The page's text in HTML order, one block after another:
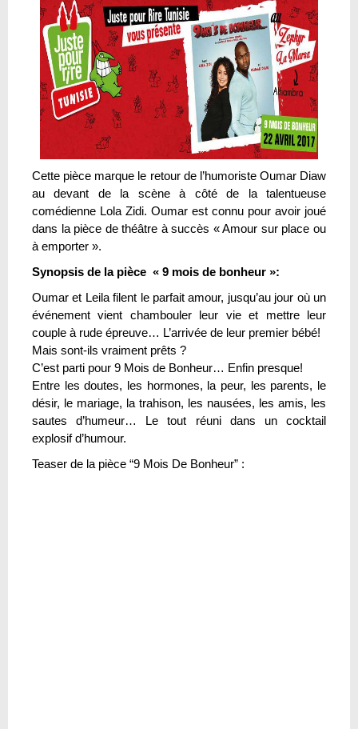
Cette pièce marque le retour de l’humoriste Oumar Diaw
au devant de la scène à côté de la talentueuse
comédienne Lola Zidi. Oumar est connu pour avoir joué
dans la pièce de théâtre à succès « Amour sur place ou
à emporter ».
Synopsis de la pièce « 9 mois de bonheur »:
Oumar et Leila filent le parfait amour, jusqu’au jour où un
événement vient chambouler leur vie et mettre leur
couple à rude épreuve… L’arrivée de leur premier bébé!
Mais sont-ils vraiment prêts ?
C’est parti pour 9 Mois de Bonheur… Enfin presque!
Entre les doutes, les hormones, la peur, les parents, le
désir, le mariage, la trahison, les nausées, les amis, les
sautes d’humeur… Le tout réuni dans un cocktail
explosif d’humour.
Teaser de la pièce “9 Mois De Bonheur” :